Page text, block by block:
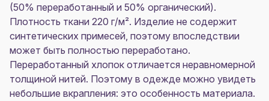
(50% переработанный и 50% органический).
Плотность ткани 220 г/м². Изделие не содержит
синтетических примесей, поэтому впоследствии
может быть полностью переработано.
Переработанный хлопок отличается неравномерной
толщиной нитей. Поэтому в одежде можно увидеть
небольшие вкрапления: это особенность материала.